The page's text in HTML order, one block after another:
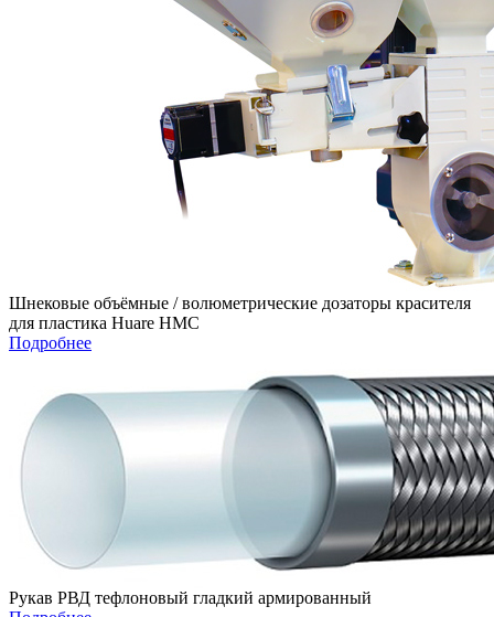
Шнековые объёмные / волюметрические дозаторы красителя
для пластика Huare HMC
Подробнее
Рукав РВД тефлоновый гладкий армированный